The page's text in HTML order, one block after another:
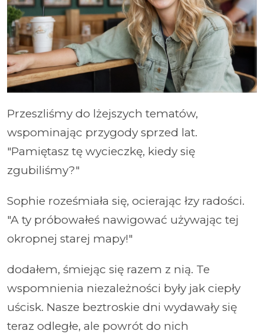
Przeszliśmy do lżejszych tematów,
wspominając przygody sprzed lat.
"Pamiętasz tę wycieczkę, kiedy się
zgubiliśmy?"
Sophie roześmiała się, ocierając łzy radości.
"A ty próbowałeś nawigować używając tej
okropnej starej mapy!"
dodałem, śmiejąc się razem z nią. Te
wspomnienia niezależności były jak ciepły
uścisk. Nasze beztroskie dni wydawały się
teraz odległe, ale powrót do nich